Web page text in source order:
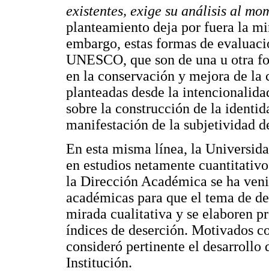
existentes, exige su análisis al
planteamiento deja por fuera la
embargo, estas formas de
UNESCO, que son de una u otra
en la conservación y mejora de la
planteadas desde la
sobre la construcción de la
manifestación de la subjetividad
En esta misma línea, la
en estudios netamente
la Dirección Académica se ha
académicas para que el tema de
mirada cualitativa y se elaboren
índices de deserción. Motivados
consideró pertinente el desarrollo
Institución.